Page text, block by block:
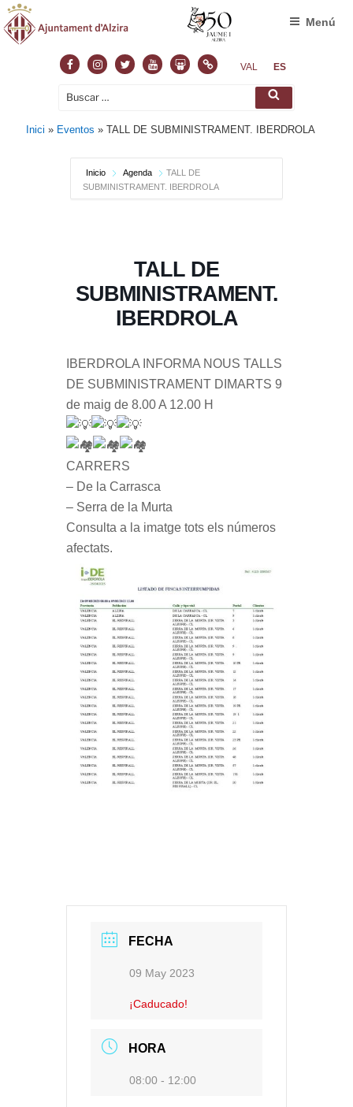
FacebookInstagram
TwitterYoutubeSlideshare
NormasVAL ES
Buscar
Buscar
Menú
Inici » Eventos »TALL DE SUBMINISTRAMENT. IBERDROLA
Inicio Agenda
TALL DE
SUBMINISTRAMENT. IBERDROLA
TALL DE
SUBMINISTRAMENT.
IBERDROLA
IBERDROLA INFORMA NOUS TALLS
DE SUBMINISTRAMENT DIMARTS 9
de maig de 8.00 A 12.00 H
CARRERS
– De la Carrasca
– Serra de la Murta
Consulta a la imatge tots els números
afectats.
FECHA
09 May 2023
¡Caducado!
HORA
08:00 - 12:00